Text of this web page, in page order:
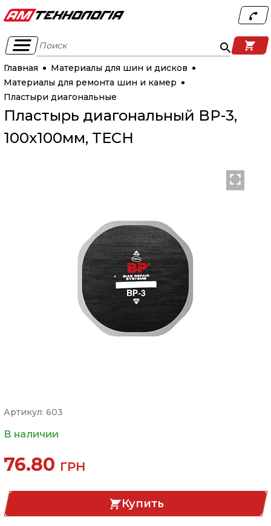
Поиск
Главная
Материалы для шин и дисков
Материалы для ремонта шин и камер
Пластыри диагональные
Пластырь диагональный BP-3,
100х100мм, TECH
Артикул: 603
В наличии
76.80 ГРН
Купить